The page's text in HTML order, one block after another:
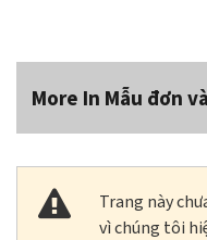
More In Mẫu đơn
Trang này
vì chúng tôi